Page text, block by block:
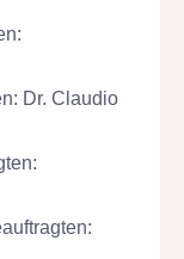
Dr. Claudio